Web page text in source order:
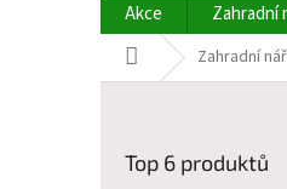
Akce Zahradní
Domů Zahradní
Top 6 produktů